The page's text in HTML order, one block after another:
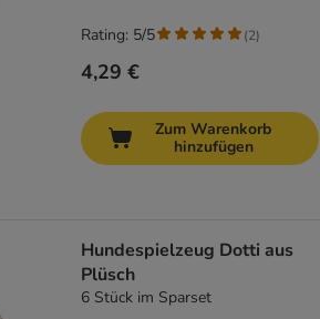
4,29 €
Rating: 5/5 (2)
Zum Warenkorb
hinzufügen
Hundespielzeug Dotti aus
Plüsch
6 Stück im Sparset